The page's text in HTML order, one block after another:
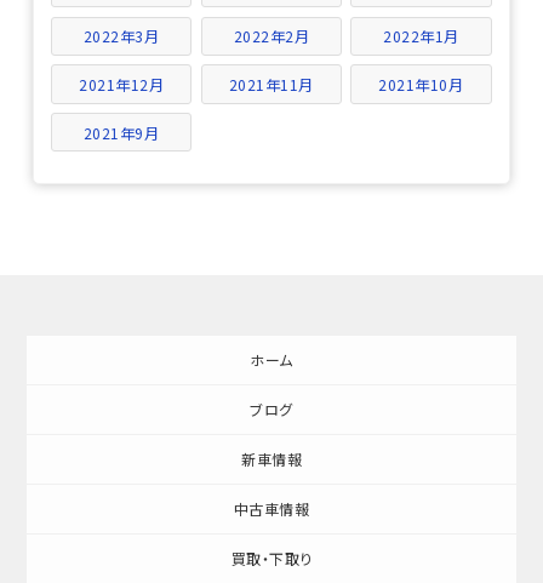
2022年3月 2022年2月 2022年1月
2021年12月 2021年11月 2021年10月
2021年9月
ホーム
ブログ
新車情報
中古車情報
買取・下取り